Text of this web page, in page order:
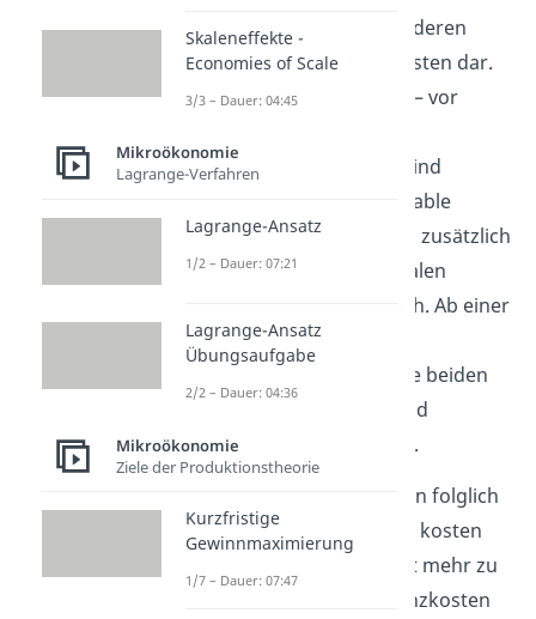
Unternehmens, stellt deren
Steigung die Grenzkosten dar.
In den meisten Fällen – vor
Kostenfunktionen
– sind
Grenzkosten und variable
Kosten bei der ersten, zusätzlich
hergestellten marginalen
Einheit zunächst gleich. Ab einer
bestimmten Menge
unterscheiden sich die beiden
Größen dann aufgrund
abweichender Kosten.
Ein Unternehmen kann folglich
berechnen, wie viel es kosten
würde, von einem Gut mehr zu
produzieren. Die Grenzkosten
Skaleneffekte -
Economies of Scale
3/3 – Dauer: 04:45
Mikroökonomie
Lagrange-Verfahren
Lagrange-Ansatz
1/2 – Dauer: 07:21
Lagrange-Ansatz
Übungsaufgabe
2/2 – Dauer: 04:36
Mikroökonomie
Ziele der Produktionstheorie
Kurzfristige
Gewinnmaximierung
1/7 – Dauer: 07:47